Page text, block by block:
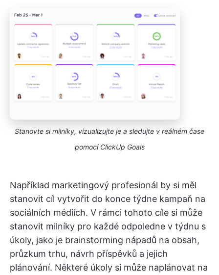
Stanovte si milníky, vizualizujte je a sledujte v reálném čase
pomocí ClickUp Goals
Například marketingový profesionál by si měl
stanovit cíl vytvořit do konce týdne kampaň na
sociálních médiích. V rámci tohoto cíle si může
stanovit milníky pro každé odpoledne v týdnu s
úkoly, jako je brainstorming nápadů na obsah,
průzkum trhu, návrh příspěvků a jejich
plánování. Některé úkoly si může naplánovat na